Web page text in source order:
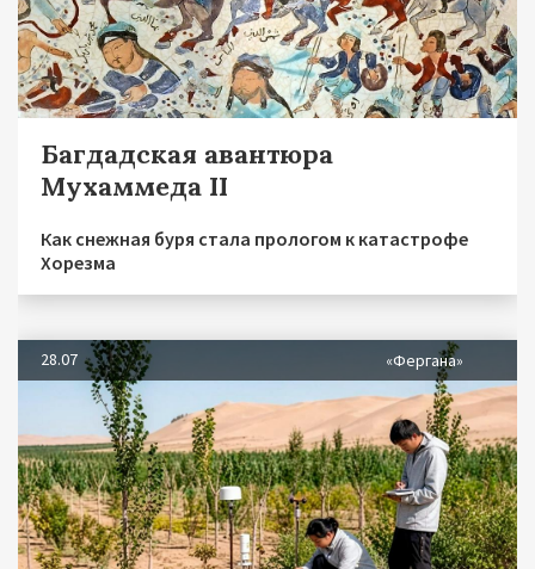
Багдадская авантюра
Мухаммеда II
Как снежная буря стала прологом к катастрофе
Хорезма
28.07 «Фергана»